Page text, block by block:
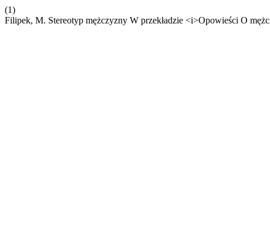
(1)
Filipek, M. Stereotyp mężczyzny W przekładzie <i>Opowieści O